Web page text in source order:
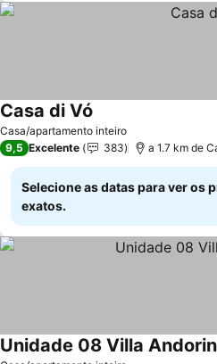
Casa/apartamento inteiro
Casa di Vó
9,5 Excelente 383 a 1.7 km de
Selecione as datas para ver os
exatos.
Unidade 08 Villa